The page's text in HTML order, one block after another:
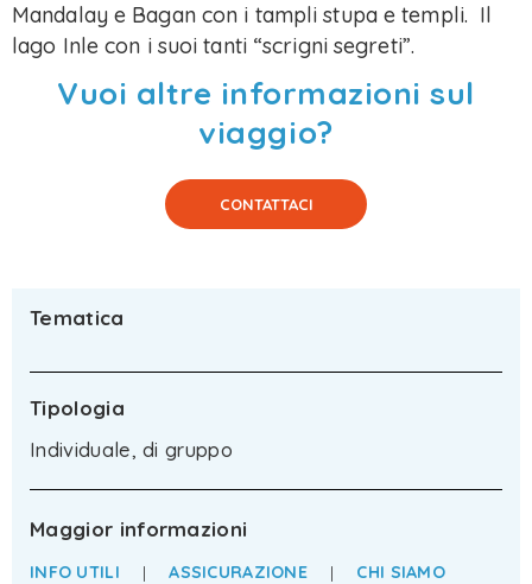
Mandalay e Bagan con i tampli stupa e templi. Il
lago Inle con i suoi tanti “scrigni segreti”.
Vuoi altre informazioni sul
viaggio?
CONTATTACI
Tematica
Tipologia
Individuale, di gruppo
Maggior informazioni
INFO UTILI | ASSICURAZIONE | CHI SIAMO